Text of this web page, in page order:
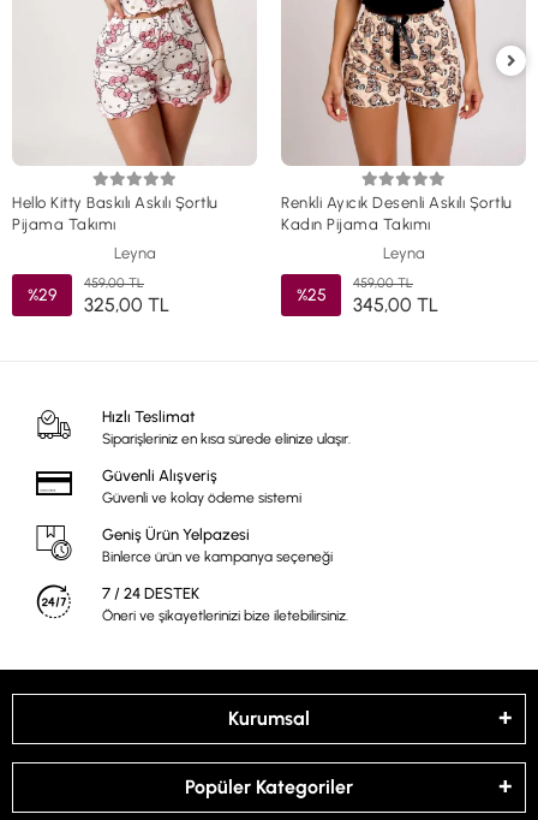
Hello Kitty Baskılı Askılı Şortlu
Pijama Takımı
Leyna
%29
459,00 TL
325,00 TL
Renkli Ayıcık Desenli Askılı Şortlu
Kadın Pijama Takımı
Leyna
%25
459,00 TL
345,00 TL
Hızlı Teslimat
Siparişleriniz en kısa sürede elinize ulaşır.
Güvenli Alışveriş
Güvenli ve kolay ödeme sistemi
Geniş Ürün Yelpazesi
Binlerce ürün ve kampanya seçeneği
7 / 24 DESTEK
Öneri ve şikayetlerinizi bize iletebilirsiniz.
Kurumsal
Popüler Kategoriler